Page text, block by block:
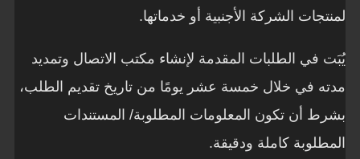
لمنتجات الشركة الأجنبية أو خدماتها.
يُبَت في الطلبات المقدمة لإنشاء مكتب الاتصال وتمديد
مدته في خلال خمسة عشر يومًا من تاريخ تقديم الطلب،
بشرط أن تكون المعلومات المطلوبة/ المستندات
المطلوبة كاملة ودقيقة.